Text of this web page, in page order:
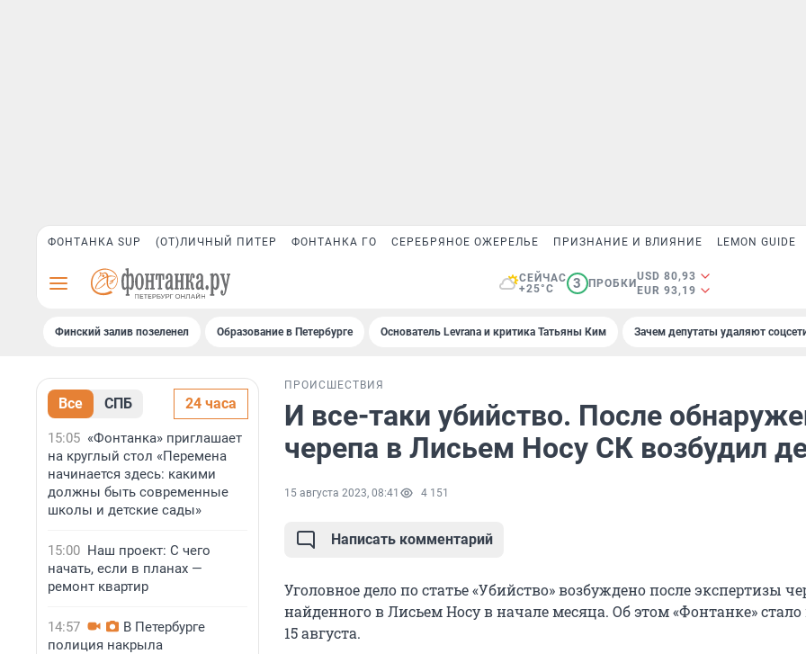
ФОНТАНКА SUP (ОТ)ЛИЧНЫЙ ПИТЕР ФОНТАНКА ГО СЕРЕБРЯНОЕ ОЖЕРЕЛЬЕ ПРИЗНАНИЕ И ВЛИЯНИЕ LEMON GUIDE
СЕЙЧАС
+25°C
3 ПРОБКИ
USD 80,93
EUR 93,19
Финский залив позеленел Образование в Петербурге Основатель Levrana и критика Татьяны Ким Зачем депутаты удаляют
Все СПБ 24 часа
15:05 «Фонтанка» приглашает
на круглый стол «Перемена
начинается здесь: какими
должны быть современные
школы и детские сады»
15:00 Наш проект: С чего
начать, если в планах —
ремонт квартир
14:57
В Петербурге
полиция накрыла
ПРОИСШЕСТВИЯ
И все-таки убийство. После
черепа в Лисьем Носу СК возбудил
15 августа 2023, 08:41 4 151
Написать комментарий
Уголовное дело по статье «Убийство» возбуждено после экспертизы
найденного в Лисьем Носу в начале месяца. Об этом «Фонтанке» стало
15 августа.